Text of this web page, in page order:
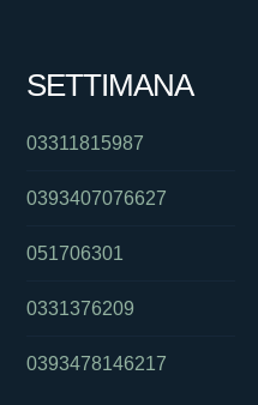
SETTIMANA
03311815987
0393407076627
051706301
0331376209
0393478146217